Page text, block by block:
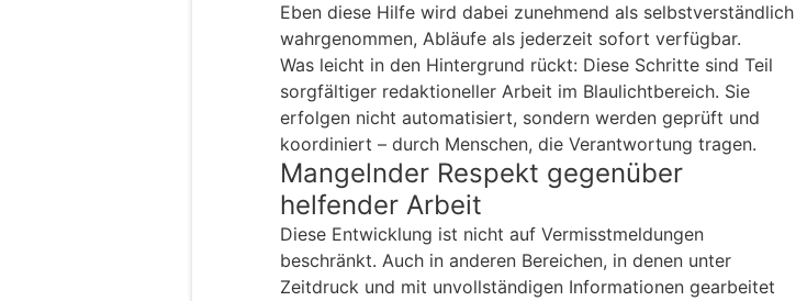
Eben diese Hilfe wird dabei zunehmend als selbstverständlich
wahrgenommen, Abläufe als jederzeit sofort verfügbar.
Was leicht in den Hintergrund rückt: Diese Schritte sind Teil
sorgfältiger redaktioneller Arbeit im Blaulichtbereich. Sie
erfolgen nicht automatisiert, sondern werden geprüft und
koordiniert – durch Menschen, die Verantwortung tragen.
Mangelnder Respekt gegenüber
helfender Arbeit
Diese Entwicklung ist nicht auf Vermisstmeldungen
beschränkt. Auch in anderen Bereichen, in denen unter
Zeitdruck und mit unvollständigen Informationen gearbeitet